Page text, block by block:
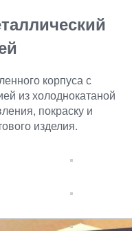
корпуса с
из холоднокатаной
покраску и
изделия.